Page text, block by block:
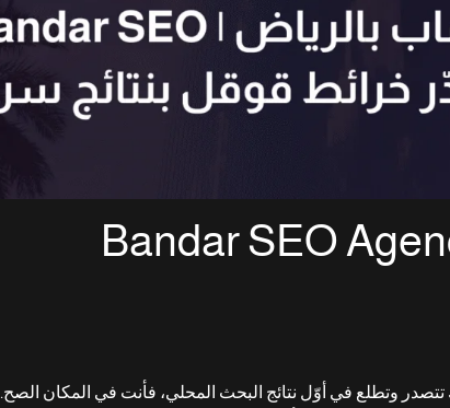
وتطلع في أوّل نتائج البحث المحلي، فأنت في المكان الصح.